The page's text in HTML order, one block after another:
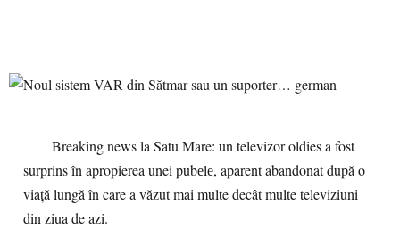
Breaking news la Satu Mare: un televizor oldies a fost
surprins în apropierea unei pubеlе, aparent abandonat după o
viață lungă în care a văzut mai multe decât multe televiziuni
din ziua de azi.